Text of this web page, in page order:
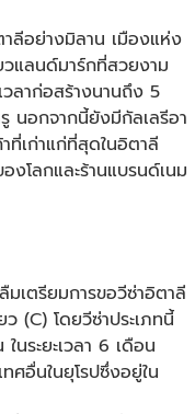
ลีอย่างมิลาน เมืองแห่ง
แลนด์มาร์กที่สวยงาม
วลาก่อสร้างนานถึง 5
นอกจากนี้ยังมีกัลเลรีอา
ที่เก่าแก่ที่สุดในอิตาลี
งโลกและร้านแบรนด์เนม
เตรียมการขอวีซ่าอิตาลี
(C) โดยวีซ่าประเภทนี้
ระยะเวลา 6 เดือน
ศอื่นในยุโรปซึ่งอยู่ใน